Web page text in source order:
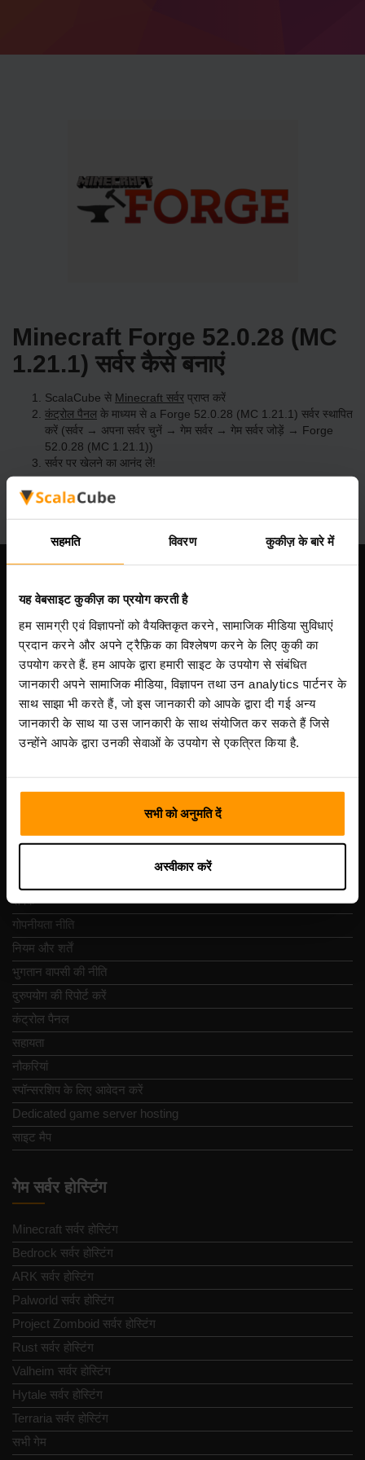
सहमति विवरण कुकीज़ के बारे में
यह वेबसाइट कुकीज़ का प्रयोग करती है
हम सामग्री एवं विज्ञापनों को वैयक्तिकृत करने, सामाजिक मीडिया सुविधाएं
प्रदान करने और अपने ट्रैफ़िक का विश्लेषण करने के लिए कुकी का
उपयोग करते हैं. हम आपके द्वारा हमारी साइट के उपयोग से संबंधित
जानकारी अपने सामाजिक मीडिया, विज्ञापन तथा उन analytics पार्टनर के
साथ साझा भी करते हैं, जो इस जानकारी को आपके द्वारा दी गई अन्य
जानकारी के साथ या उस जानकारी के साथ संयोजित कर सकते हैं जिसे
उन्होंने आपके द्वारा उनकी सेवाओं के उपयोग से एकत्रित किया है.
सभी को अनुमति दें
अस्वीकार करें
Minecraft Forge 52.0.28 (MC
1.21.1) सर्वर कैसे बनाएं
ScalaCube से Minecraft सर्वर प्राप्त करें
कंट्रोल पैनल के माध्यम से a Forge 52.0.28 (MC 1.21.1) सर्वर स्थापित
करें (सर्वर → अपना सर्वर चुनें → गेम सर्वर → गेम सर्वर जोड़ें → Forge
52.0.28 (MC 1.21.1))
सर्वर पर खेलने का आनंद लें!
Scalable Hosting Solutions OÜ
पंजीकरण कोड: 14652605
VAT संख्या: EE102133820
पता: Harju maakond, Tallinn, Kesklinna linnaosa,
Vesivärava tn 50-201, 10152
त्वरित नेविगेशन
संपर्क
गोपनीयता नीति
नियम और शर्तें
भुगतान वापसी की नीति
दुरुपयोग की रिपोर्ट करें
कंट्रोल पैनल
सहायता
नौकरियां
स्पॉन्सरशिप के लिए आवेदन करें
Dedicated game server hosting
साइट मैप
गेम सर्वर होस्टिंग
Minecraft सर्वर होस्टिंग
Bedrock सर्वर होस्टिंग
ARK सर्वर होस्टिंग
Palworld सर्वर होस्टिंग
Project Zomboid सर्वर होस्टिंग
Rust सर्वर होस्टिंग
Valheim सर्वर होस्टिंग
Hytale सर्वर होस्टिंग
Terraria सर्वर होस्टिंग
सभी गेम